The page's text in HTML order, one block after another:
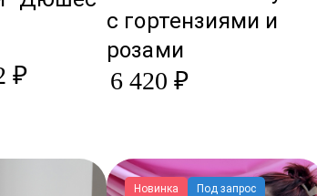
₽
с гортензиями и
розами
6 420 ₽
Новинка Под запрос